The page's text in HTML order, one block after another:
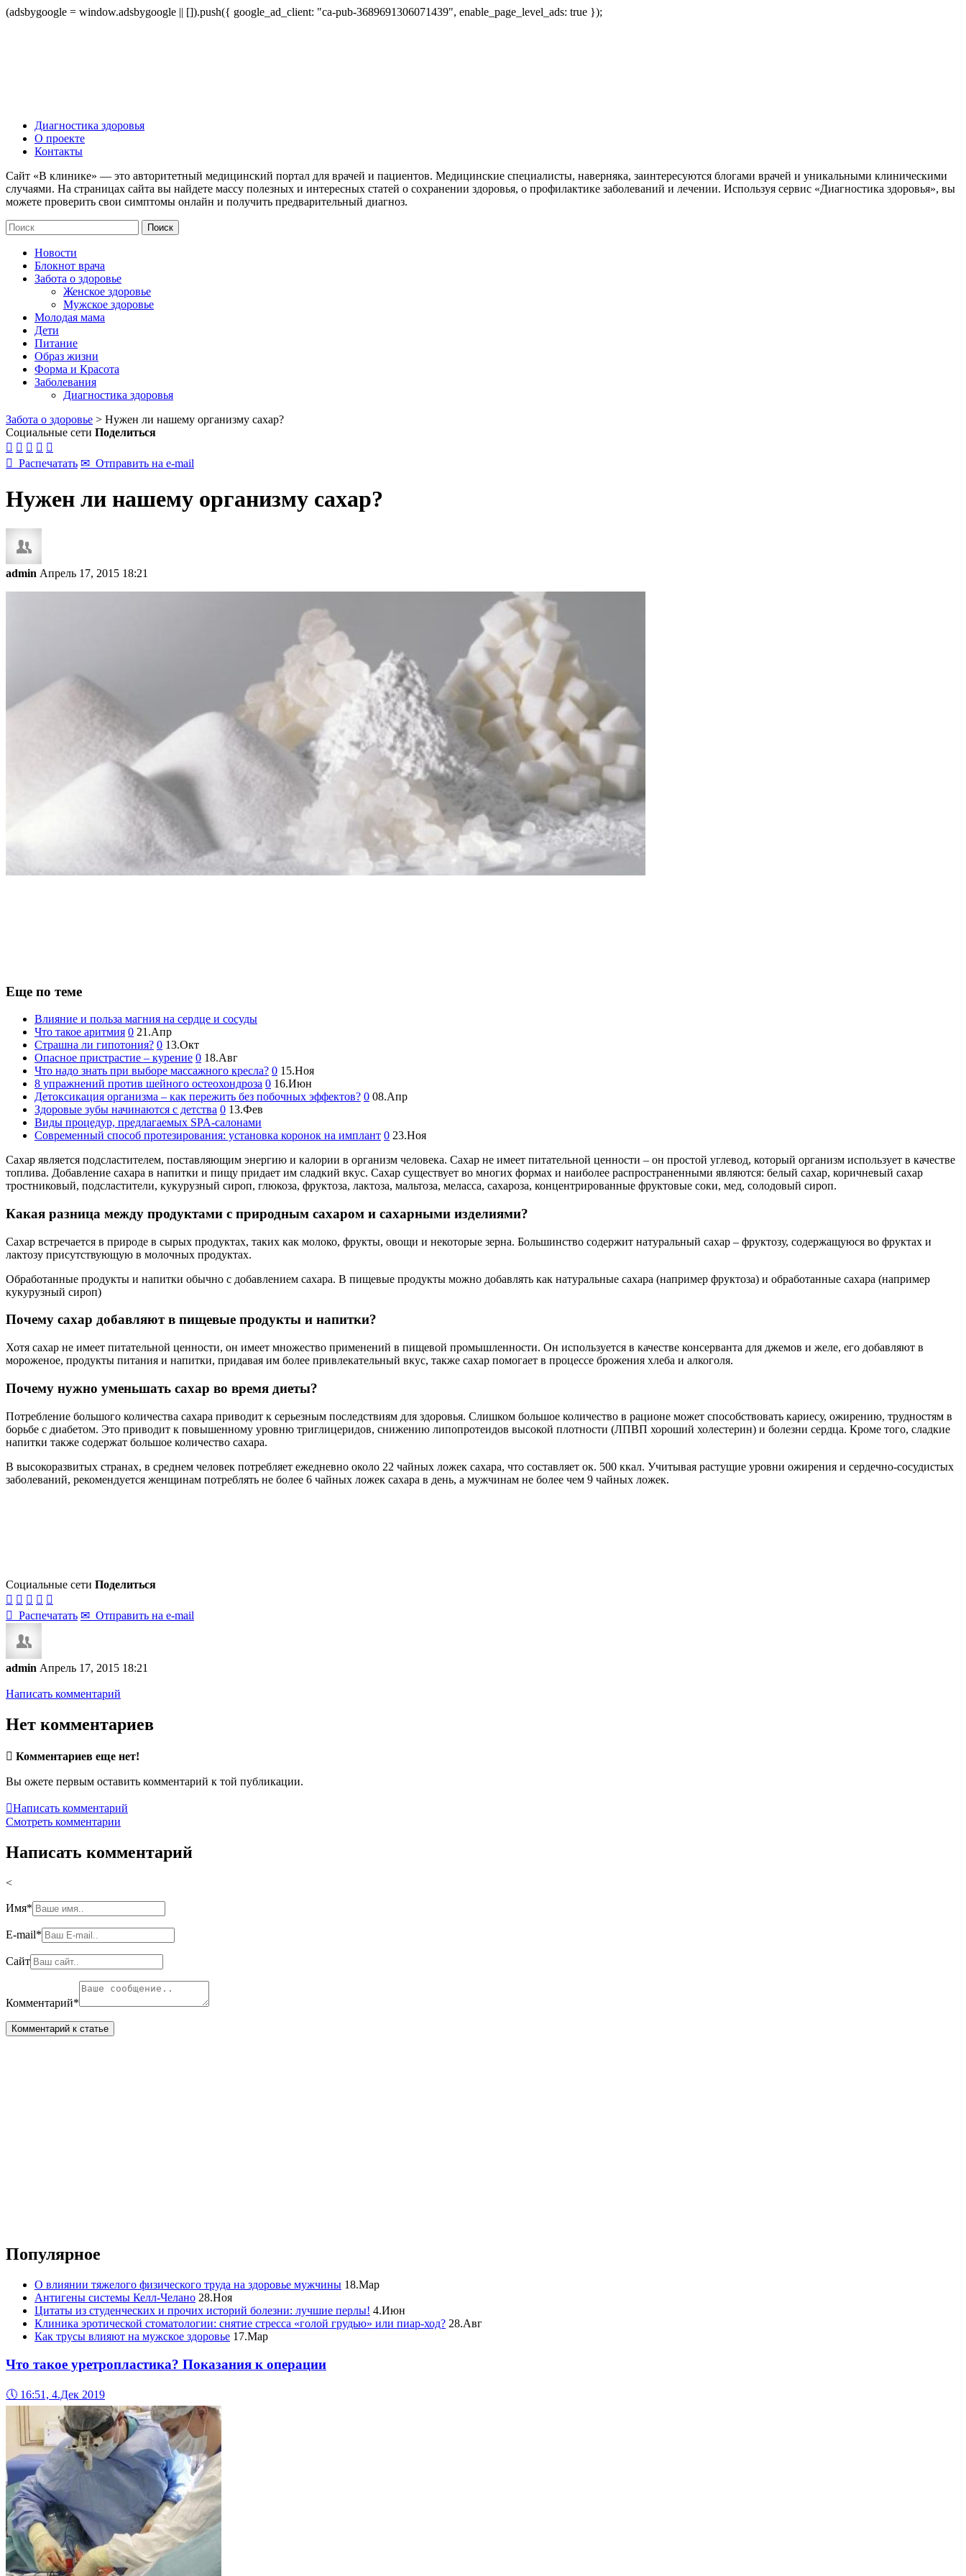
(adsbygoogle = window.adsbygoogle || []).push({ google_ad_client: "ca-pub-3689691306071439", enable_page_level_ads: true });
Диагностика здоровья
О проекте
Контакты
Сайт «В клинике» — это авторитетный медицинский портал для врачей и пациентов. Медицинские специалисты, наверняка, заинтересуются блогами врачей и уникальными клиническими
случаями. На страницах сайта вы найдете массу полезных и интересных статей о сохранении здоровья, о профилактике заболеваний и лечении. Используя сервис «Диагностика здоровья», вы
можете проверить свои симптомы онлайн и получить предварительный диагноз.
Новости
Блокнот врача
Забота о здоровье
Женское здоровье
Мужское здоровье
Молодая мама
Дети
Питание
Образ жизни
Форма и Красота
Заболевания
Диагностика здоровья
Забота о здоровье > Нужен ли нашему организму сахар?
Социальные сети Поделиться
    
 Распечатать ✉ Отправить на e-mail
Нужен ли нашему организму сахар?
admin Апрель 17, 2015 18:21
Еще по теме
Влияние и польза магния на сердце и сосуды
Что такое аритмия 0 21.Апр
Страшна ли гипотония? 0 13.Окт
Опасное пристрастие – курение 0 18.Авг
Что надо знать при выборе массажного кресла? 0 15.Ноя
8 упражнений против шейного остеохондроза 0 16.Июн
Детоксикация организма – как пережить без побочных эффектов? 0 08.Апр
Здоровые зубы начинаются с детства 0 13.Фев
Виды процедур, предлагаемых SPA-салонами
Современный способ протезирования: установка коронок на имплант 0 23.Ноя
Сахар является подсластителем, поставляющим энергию и калории в организм человека. Сахар не имеет питательной ценности – он простой углевод, который организм использует в качестве
топлива. Добавление сахара в напитки и пищу придает им сладкий вкус. Сахар существует во многих формах и наиболее распространенными являются: белый сахар, коричневый сахар
тростниковый, подсластители, кукурузный сироп, глюкоза, фруктоза, лактоза, мальтоза, меласса, сахароза, концентрированные фруктовые соки, мед, солодовый сироп.
Какая разница между продуктами с природным сахаром и сахарными изделиями?
Сахар встречается в природе в сырых продуктах, таких как молоко, фрукты, овощи и некоторые зерна. Большинство содержит натуральный сахар – фруктозу, содержащуюся во фруктах и
лактозу присутствующую в молочных продуктах.
Обработанные продукты и напитки обычно с добавлением сахара. В пищевые продукты можно добавлять как натуральные сахара (например фруктоза) и обработанные сахара (например
кукурузный сироп)
Почему сахар добавляют в пищевые продукты и ​​напитки?
Хотя сахар не имеет питательной ценности, он имеет множество применений в пищевой промышленности. Он используется в качестве консерванта для джемов и желе, его добавляют в
мороженое, продукты питания и напитки, придавая им более привлекательный вкус, также сахар помогает в процессе брожения хлеба и алкоголя.
Почему нужно уменьшать сахар во время диеты?
Потребление большого количества сахара приводит к серьезным последствиям для здоровья. Слишком большое количество в рационе может способствовать кариесу, ожирению, трудностям в
борьбе с диабетом. Это приводит к повышенному уровню триглицеридов, снижению липопротеидов высокой плотности (ЛПВП хороший холестерин) и болезни сердца. Кроме того, сладкие
напитки также содержат большое количество сахара.
В высокоразвитых странах, в среднем человек потребляет ежедневно около 22 чайных ложек сахара, что составляет ок. 500 ккал. Учитывая растущие уровни ожирения и сердечно-сосудистых
заболеваний, рекомендуется женщинам потреблять не более 6 чайных ложек сахара в день, а мужчинам не более чем 9 чайных ложек.
Социальные сети Поделиться
    
 Распечатать ✉ Отправить на e-mail
admin Апрель 17, 2015 18:21
Написать комментарий
Нет комментариев
 Комментариев еще нет!
Вы ожете первым оставить комментарий к той публикации.
Написать комментарий
Смотреть комментарии
Написать комментарий
<
Имя*
E-mail*
Сайт
Комментарий*
Популярное
О влиянии тяжелого физического труда на здоровье мужчины 18.Мар
Антигены системы Келл-Челано 28.Ноя
Цитаты из студенческих и прочих историй болезни: лучшие перлы! 4.Июн
Клиника эротической стоматологии: снятие стресса «голой грудью» или пиар-ход? 28.Авг
Как трусы влияют на мужское здоровье 17.Мар
Что такое уретропластика? Показания к операции
🕔 16:51, 4.Дек 2019